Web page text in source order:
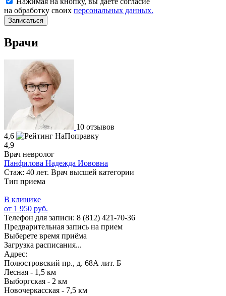
на обработку своих персональных данных.
Записаться
Врачи
10 отзывов
4,6
4,9
Врач невролог
Панфилова Надежда Иововна
Стаж: 40 лет. Врач высшей категории
Тип приема
В клинике
от 1 950 руб.
Телефон для записи: 8 (812) 421-70-36
Предварительная запись на прием
Выберете время приёма
Загрузка расписания...
Адрес:
Полюстровский пр., д. 68А лит. Б
Лесная - 1,5 км
Выборгская - 2 км
Новочеркасская - 7,5 км